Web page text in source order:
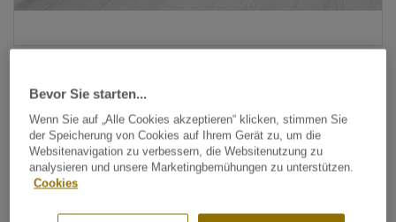
Alle Designs anzeigen (200)
Bevor Sie starten...
Wenn Sie auf „Alle Cookies akzeptieren“ klicken, stimmen Sie
der Speicherung von Cookies auf Ihrem Gerät zu, um die
Websitenavigation zu verbessern, die Websitenutzung zu
analysieren und unsere Marketingbemühungen zu unterstützen.
Cookies